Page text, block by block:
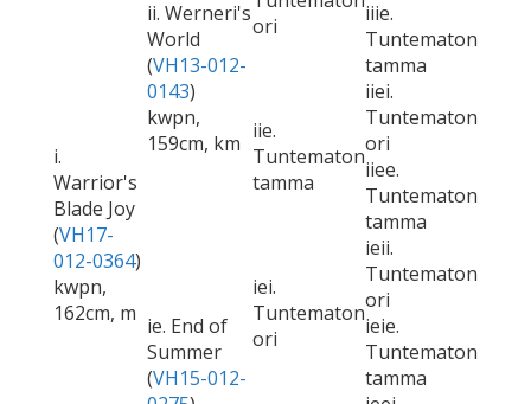
i.
Warrior's
Blade Joy
(VH17-
012-0364)
kwpn,
162cm, m
ii. Werneri's
World
(VH13-012-
0143)
kwpn,
159cm, km
ori
iiie.
Tuntematon
tamma
iie.
Tuntematon
tamma
iiei.
Tuntematon
ori
iiee.
Tuntematon
tamma
ie. End of
Summer
(VH15-012-
iei.
Tuntematon
ori
ieii.
Tuntematon
ori
ieie.
Tuntematon
tamma